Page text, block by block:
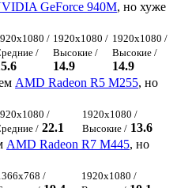
GeForce 940M, но хуже
/
/
1920x1080 /
Высокие /
14.9
1920x1080 /
Высокие /
14.9
AMD Radeon R5 M255, но
/
/ 22.1
1920x1080 /
Высокие / 13.6
AMD Radeon R7 M445, но
/
1920x1080 /